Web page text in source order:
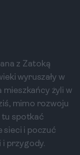
z Zatoką
wyruszały w
mieszkańcy żyli w
mimo rozwoju
tu spotkać
sieci i poczuć
i przygody.